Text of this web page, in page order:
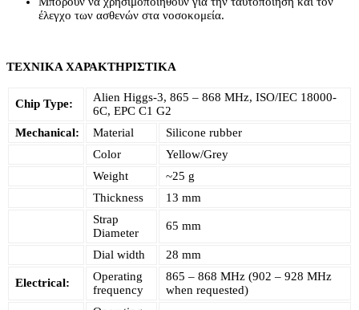
έλεγχο των ασθενών στα νοσοκομεία.
ΤΕΧΝΙΚΑ ΧΑΡΑΚΤΗΡΙΣΤΙΚΑ
Chip Type:
Alien Higgs-3, 865 – 868 MHz, ISO/IEC 18000-
6C, EPC C1 G2
Mechanical:
Material
Silicone rubber
Color
Yellow/Grey
Weight
~25 g
Thickness
13 mm
Strap
Diameter
65 mm
Dial width 28 mm
Electrical:
Operating
frequency
865 – 868 MHz (902 – 928 MHz
when requested)